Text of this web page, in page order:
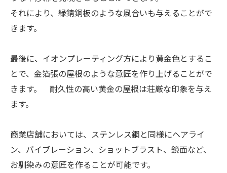
それにより、緑錆銅板のような風合いも与えることがで
きます。
最後に、イオンプレーティング方により黄金色とするこ
とで、金箔張の屋根のような意匠を作り上げることがで
きます。 耐久性の高い黄金の屋根は荘厳な印象を与え
ます。
商業店舗においては、ステンレス鋼と同様にヘアライ
ン、バイブレーション、ショットブラスト、鏡面など、
お馴染みの意匠を作ることが可能です。